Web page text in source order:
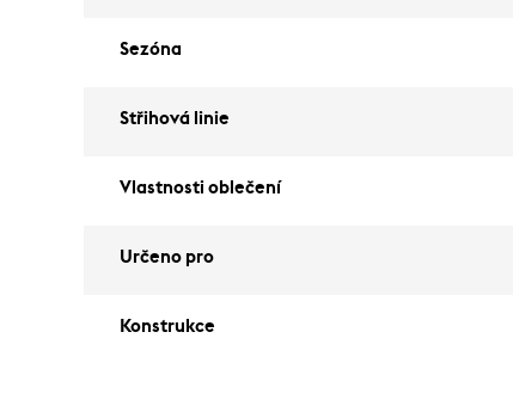
Sezóna
Střihová linie
Vlastnosti oblečení
Určeno pro
Konstrukce